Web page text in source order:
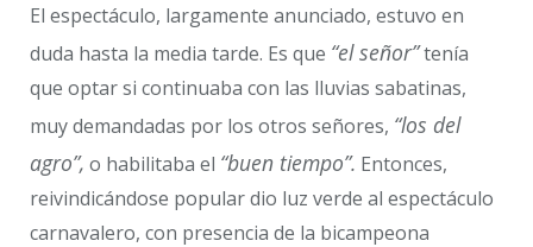
El espectáculo, largamente anunciado, estuvo en
duda hasta la media tarde. Es que “el señor”tenía
que optar si continuaba con las lluvias sabatinas,
muy demandadas por los otros señores, “los del
agro”, o habilitaba el “buen tiempo”. Entonces,
reivindicándose popular dio luz verde al espectáculo
carnavalero, con presencia de la bicampeona